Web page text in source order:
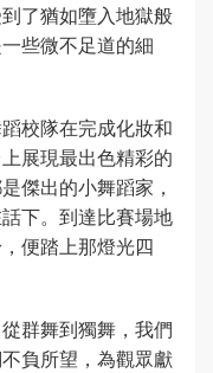
了猶如墮入地獄般
些微不足道的細
校隊在完成化妝和
展現最出色精彩的
傑出的小舞蹈家，
下。到達比賽場地
便踏上那燈光四
群舞到獨舞，我們
負所望，為觀眾獻